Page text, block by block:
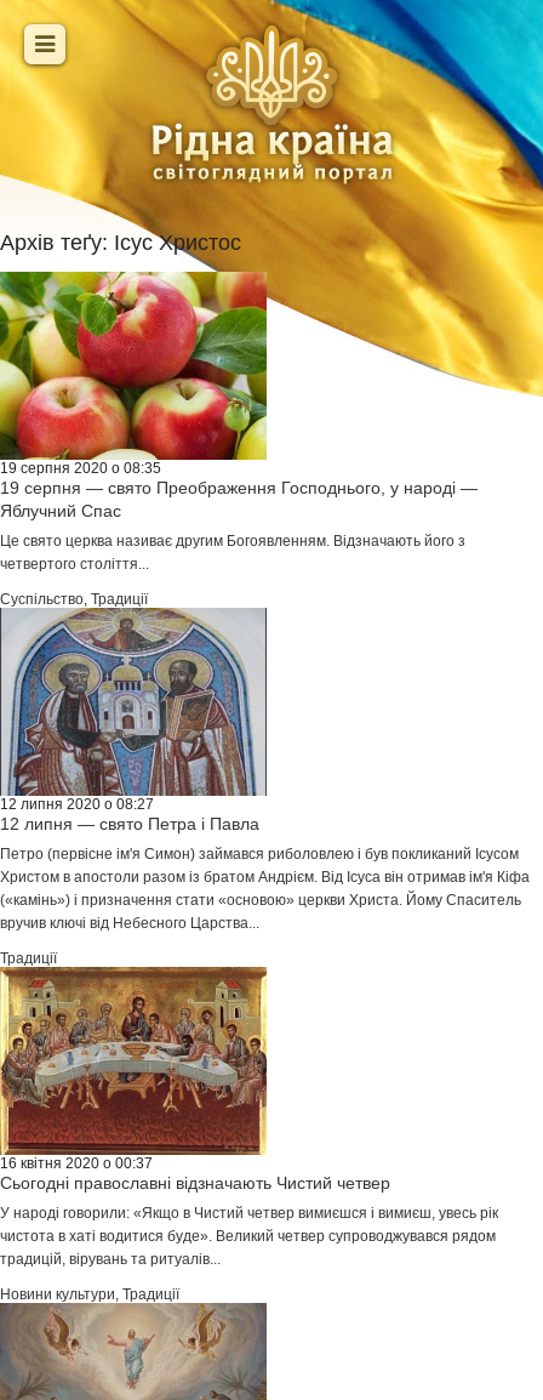
Архів теґу: Ісус Христос
19 серпня 2020 о 08:35
19 серпня — свято Преображення Господнього, у народі —
Яблучний Спас
Це свято церква називає другим Богоявленням. Відзначають його з
четвертого століття...
Суспільство, Традиції
12 липня 2020 о 08:27
12 липня — свято Петра і Павла
Петро (первісне ім'я Симон) займався риболовлею і був покликаний Ісусом
Христом в апостоли разом із братом Андрієм. Від Ісуса він отримав ім'я Кіфа
(«камінь») і призначення стати «основою» церкви Христа. Йому Спаситель
вручив ключі від Небесного Царства...
Традиції
16 квітня 2020 о 00:37
Сьогодні православні відзначають Чистий четвер
У народі говорили: «Якщо в Чистий четвер вимиєшся і вимиєш, увесь рік
чистота в хаті водитися буде». Великий четвер супроводжувався рядом
традицій, вірувань та ритуалів...
Новини культури, Традиції